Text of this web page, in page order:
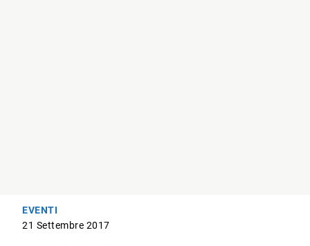
EVENTI
21 Settembre 2017